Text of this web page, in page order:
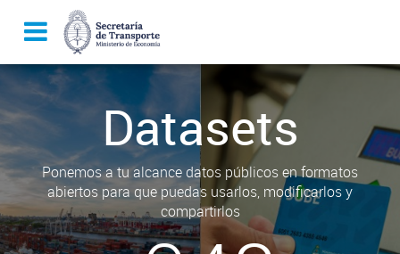
Datasets
Ponemos a tu alcance datos públicos en formatos
abiertos para que puedas usarlos, modificarlos y
compartirlos